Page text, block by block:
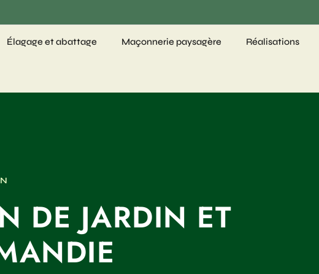
Élagage et abattage Maçonnerie paysagère Réalisations
DE JARDIN ET